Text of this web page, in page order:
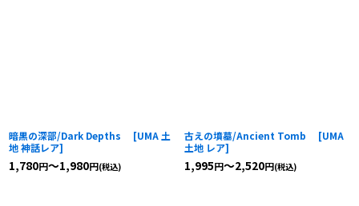
暗黒の深部/Dark Depths [UMA 土
地 神話レア]
1,780円～1,980円(税込)
古えの墳墓/Ancient Tomb [UMA
土地 レア]
1,995円～2,520円(税込)